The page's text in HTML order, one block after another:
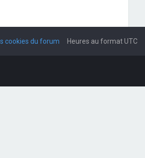
Heures au formatUTC
cookies du forum